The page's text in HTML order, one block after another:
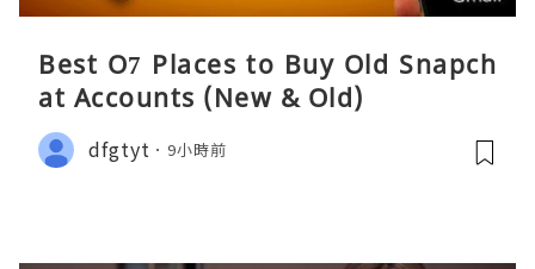
Best O7 Places to Buy Old Snapch
at Accounts (New & Old)
dfgtyt 9小時前